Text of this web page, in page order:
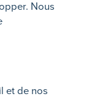
Nous
et de nos